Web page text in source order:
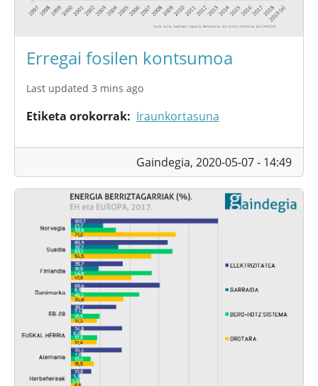
Erregai fosilen kontsumoa
Last updated 3 mins ago
Etiketa orokorrak Iraunkortasuna
Gaindegia, 2020-05-07 - 14:49